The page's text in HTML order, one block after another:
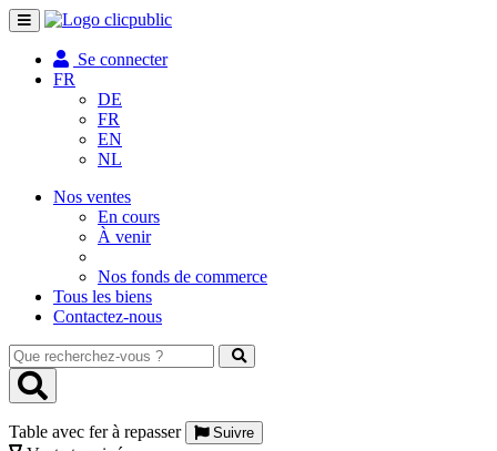
Toggle
navigation
Se connecter
FR
DE
FR
EN
NL
Nos ventes
En cours
À venir
Nos fonds de commerce
Tous les biens
Contactez-nous
Que
recherchez-
vous
Table avec fer à repasser
Suivre